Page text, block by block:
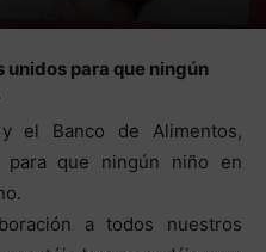
unidos para que ningún
el Banco de Alimentos,
para que ningún niño en
a todos nuestros